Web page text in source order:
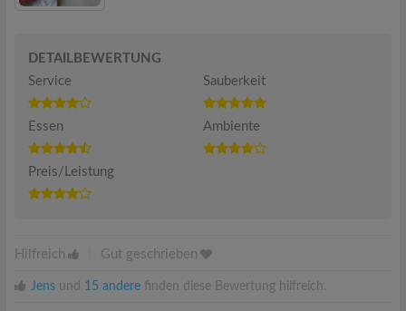
DETAILBEWERTUNG
Service
Sauberkeit
Essen Ambiente
Preis/Leistung
Hilfreich Gut geschrieben
Jens und 15 andere finden diese Bewertung hilfreich.